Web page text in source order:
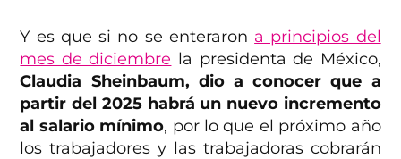
Y es que si no se enteraron a principios del
mes de diciembre la presidenta de México,
Claudia Sheinbaum, dio a conocer que a
partir del 2025 habrá un nuevo incremento
al salario mínimo, por lo que el próximo año
los trabajadores y las trabajadoras cobrarán